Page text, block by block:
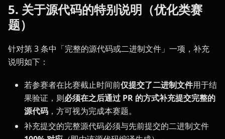
5. 关于源代码的特别说明（优化类赛
题）
针对第 3 条中「完整的源代码或二进制文件」一项，补充
说明如下：
若参赛者在比赛截止时间前仅提交了二进制文件用于结
果验证，则必须在之后通过 PR 的方式补充提交完整的
源代码 ，方可视为完成本赛题。
补充提交的完整源代码必须与先前提交的二进制文件